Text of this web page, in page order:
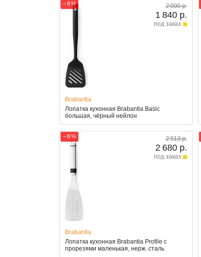
− 8 % 2 000 р.
1 840 р.
под заказ
Brabantia
Лопатка кухонная Brabantia Basic
большая, чёрный нейлон
− 8 % 2 913 р.
2 680 р.
под заказ
Brabantia
Лопатка кухонная Brabantia Profile с
прорезями маленькая, нерж. сталь